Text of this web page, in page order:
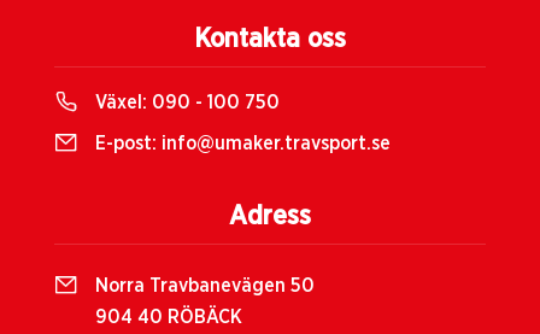
Kontakta oss
Växel: 090 - 100 750
E-post: info@umaker.travsport.se
Adress
Norra Travbanevägen 50
904 40 RÖBÄCK